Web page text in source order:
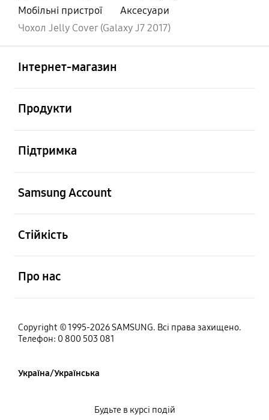
Мобільні пристрої
Аксесуари
Чохол Jelly Cover (Galaxy J7 2017)
Інтернет-магазин
Продукти
Підтримка
Samsung Account
Стійкість
Про нас
Copyright © 1995-2026 SAMSUNG. Всі права захищено.
Телефон: 0 800 503 081
Україна/Українська
Будьте в курсі подій